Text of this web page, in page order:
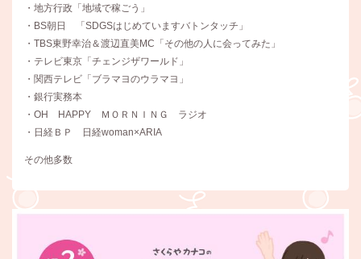
・地方行政「地域で稼ごう」
・BS朝日 「SDGSはじめていますバトンタッチ」
・TBS東野幸治＆渡辺直美MC「その他の人に会ってみた」
・テレビ東京「チェンジザワールド」
・関西テレビ「ブラマヨのウラマヨ」
・銀行実務本
・OH HAPPY ＭＯＲＮＩＮＧ ラジオ
・日経ＢＰ 日経woman×ARIA
その他多数